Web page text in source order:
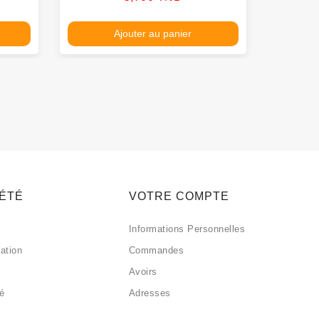
Ajouter au panier
VOTRE COMPTE
Informations Personnelles
Commandes
Avoirs
Adresses